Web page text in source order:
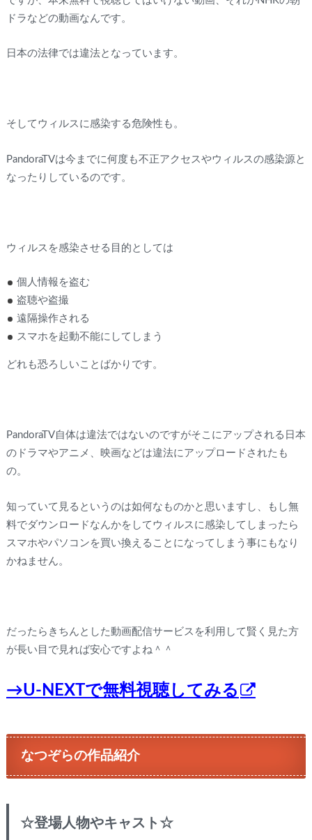
ドラなどの動画なんです。
日本の法律では違法となっています。
そしてウィルスに感染する危険性も。
PandoraTVは今までに何度も不正アクセスやウィルスの感染源と
なったりしているのです。
ウィルスを感染させる目的としては
個人情報を盗む
盗聴や盗撮
遠隔操作される
スマホを起動不能にしてしまう
どれも恐ろしいことばかりです。
PandoraTV自体は違法ではないのですがそこにアップされる日本
のドラマやアニメ、映画などは違法にアップロードされたも
の。
知っていて見るというのは如何なものかと思いますし、もし無
料でダウンロードなんかをしてウィルスに感染してしまったら
スマホやパソコンを買い換えることになってしまう事にもなり
かねません。
だったらきちんとした動画配信サービスを利用して賢く見た方
が長い目で見れば安心ですよね＾＾
→U-NEXTで無料視聴してみる
なつぞらの作品紹介
☆登場人物やキャスト☆